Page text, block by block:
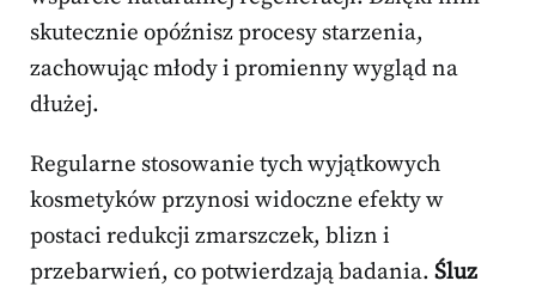
skutecznie opóźnisz procesy starzenia,
zachowując młody i promienny wygląd na
dłużej.
Regularne stosowanie tych wyjątkowych
kosmetyków przynosi widoczne efekty w
postaci redukcji zmarszczek, blizn i
przebarwień, co potwierdzają badania. Śluz